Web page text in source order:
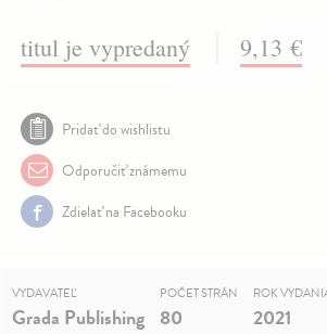
titul je vypredaný 9,13 €
Pridať do wishlistu
Odporučiť známemu
Zdielať na Facebooku
VYDAVATEĽ
Grada Publishing
POČET STRÁN
80
ROK
2021